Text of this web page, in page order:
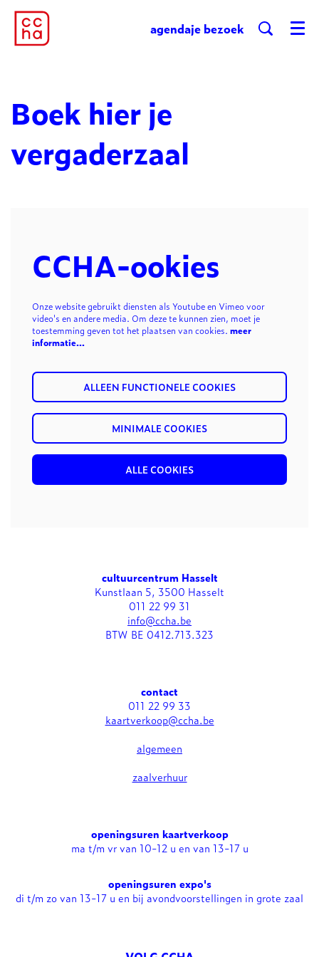
agendaje bezoek Menu
Boek hier je
vergaderzaal
CCHA-ookies
Onze website gebruikt diensten als Youtube en Vimeo voor
video's en andere media. Om deze te kunnen zien, moet je
toestemming geven tot het plaatsen van cookies. meer
informatie…
ALLEEN FUNCTIONELE COOKIES
MINIMALE COOKIES
ALLE COOKIES
cultuurcentrum Hasselt
Kunstlaan 5, 3500 Hasselt
011 22 99 31
info@ccha.be
BTW BE 0412.713.323
contact
011 22 99 33
kaartverkoop@ccha.be
algemeen
zaalverhuur
openingsuren kaartverkoop
ma t/m vr van 10-12 u en van 13-17 u
openingsuren expo's
di t/m zo van 13-17 u en bij avondvoorstellingen in grote zaal